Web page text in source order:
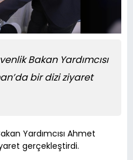
Bakan Yardımcısı
bir dizi ziyaret
Yardımcısı Ahmet
gerçekleştirdi.